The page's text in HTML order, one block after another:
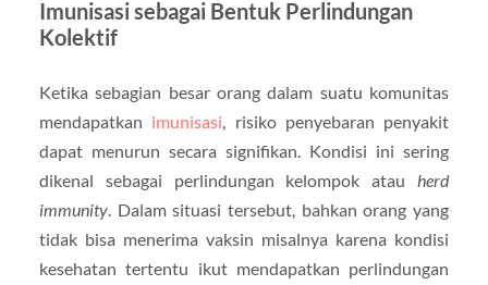
Imunisasi sebagai Bentuk Perlindungan
Kolektif
Ketika sebagian besar orang dalam suatu komunitas
mendapatkan imunisasi , risiko penyebaran penyakit
dapat menurun secara signifikan. Kondisi ini sering
dikenal sebagai perlindungan kelompok atau herd
immunity. Dalam situasi tersebut, bahkan orang yang
tidak bisa menerima vaksin misalnya karena kondisi
kesehatan tertentu ikut mendapatkan perlindungan